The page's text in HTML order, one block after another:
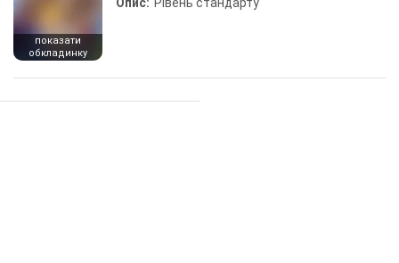
показати
обкладинку